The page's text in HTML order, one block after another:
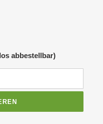
abbestellbar)